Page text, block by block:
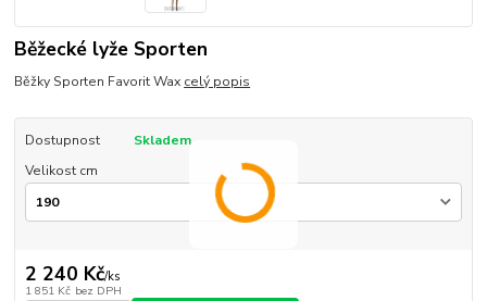
Běžecké lyže Sporten
Běžky Sporten Favorit Wax celý popis
Dostupnost
Skladem
Velikost cm
2 240 Kč/ks
1 851 Kč bez DPH